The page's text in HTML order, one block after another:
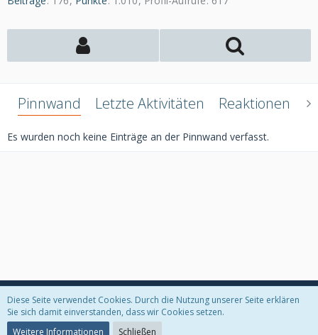
Pinnwand Letzte Aktivitäten Reaktionen
Es wurden noch keine Einträge an der Pinnwand verfasst.
Datenschutzerklärung Kontakt Impressum
Diese Seite verwendet Cookies. Durch die Nutzung unserer Seite erklären
Sie sich damit einverstanden, dass wir Cookies setzen.
Weitere Informationen
Schließen